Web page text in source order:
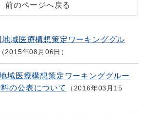
前のページへ戻る
域医療構想策定ワーキンググル
2015年08月06日
域医療構想策定ワーキンググルー
の公表について
2016年03月15